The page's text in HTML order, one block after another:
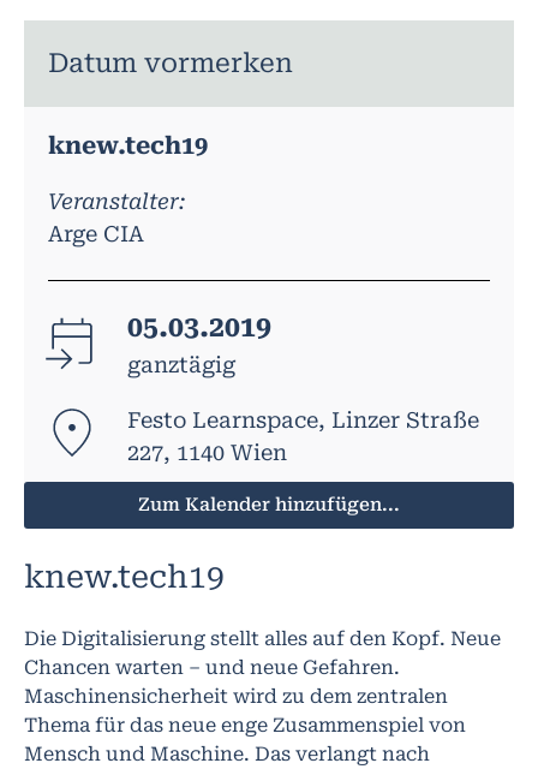
Datum vormerken
knew.tech19
Veranstalter:
Arge CIA
05.03.2019
ganztägig
Festo Learnspace, Linzer Straße
227, 1140 Wien
Zum Kalender hinzufügen...
knew.tech19
Die Digitalisierung stellt alles auf den Kopf. Neue
Chancen warten – und neue Gefahren.
Maschinensicherheit wird zu dem zentralen
Thema für das neue enge Zusammenspiel von
Mensch und Maschine. Das verlangt nach